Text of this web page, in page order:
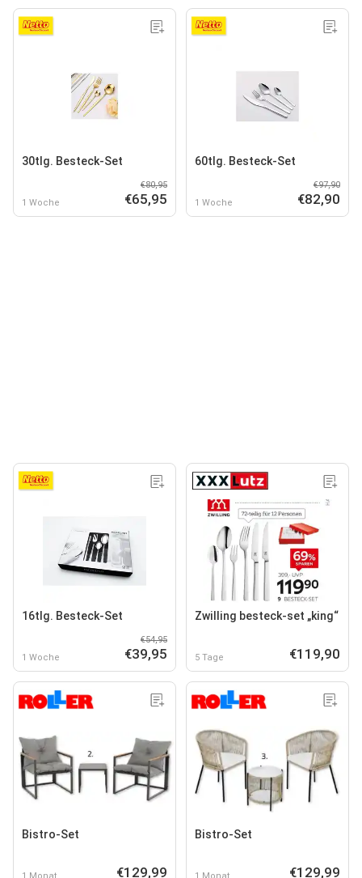
30tlg. Besteck-Set
1 Woche
€80,95
€65,95
60tlg. Besteck-Set
1 Woche
€97,90
€82,90
16tlg. Besteck-Set
1 Woche
€54,95
€39,95
Zwilling besteck-set „king“
5 Tage €119,90
Bistro-Set
1 Monat €129,99
Bistro-Set
1 Monat €129,99